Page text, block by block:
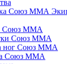
Союз ММА
Союз ММА
ног Союз ММА
Союз ММА